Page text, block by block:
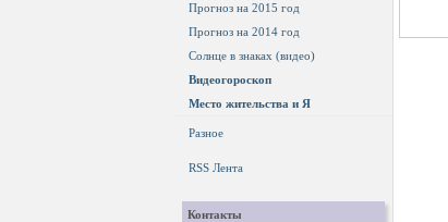
Прогноз на 2015 год
Прогноз на 2014 год
Солнце в знаках (видео)
Видеогороскоп
Место жительства и Я
Разное
RSS Лента
Контакты